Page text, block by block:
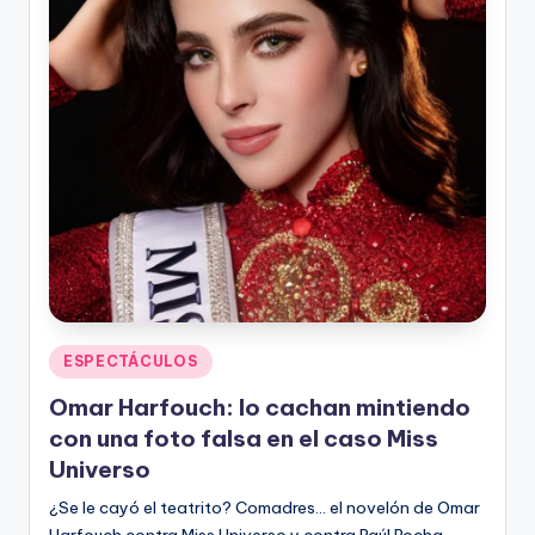
Publicado
en
ESPECTÁCULOS
Omar Harfouch: lo cachan mintiendo
con una foto falsa en el caso Miss
Universo
¿Se le cayó el teatrito? Comadres… el novelón de Omar